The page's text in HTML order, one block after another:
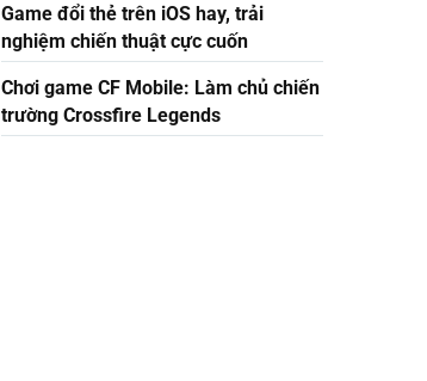
Game đổi thẻ trên iOS hay, trải
nghiệm chiến thuật cực cuốn
Chơi game CF Mobile: Làm chủ chiến
trường Crossfire Legends